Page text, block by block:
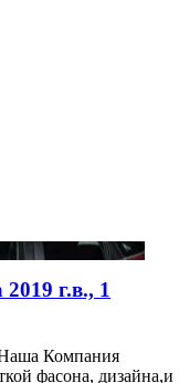
г.в., 1
Компания
фасона, дизайна,и